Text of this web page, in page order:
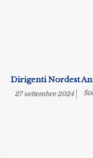
Dirigenti Nordest
27 settembre 2024